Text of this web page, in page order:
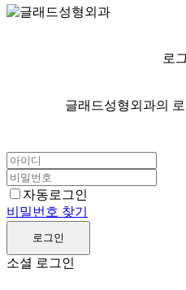
로
글래드성형외과의
자동로그인
비밀번호 찾기
로그인
소셜 로그인